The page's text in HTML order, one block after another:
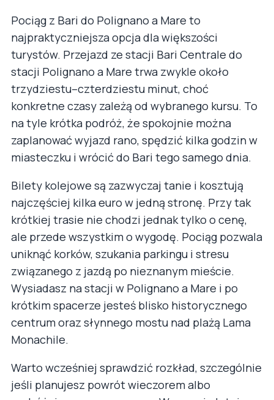
Pociąg z Bari do Polignano a Mare to
najpraktyczniejsza opcja dla większości
turystów. Przejazd ze stacji Bari Centrale do
stacji Polignano a Mare trwa zwykle około
trzydziestu–czterdziestu minut, choć
konkretne czasy zależą od wybranego kursu. To
na tyle krótka podróż, że spokojnie można
zaplanować wyjazd rano, spędzić kilka godzin w
miasteczku i wrócić do Bari tego samego dnia.
Bilety kolejowe są zazwyczaj tanie i kosztują
najczęściej kilka euro w jedną stronę. Przy tak
krótkiej trasie nie chodzi jednak tylko o cenę,
ale przede wszystkim o wygodę. Pociąg pozwala
uniknąć korków, szukania parkingu i stresu
związanego z jazdą po nieznanym mieście.
Wysiadasz na stacji w Polignano a Mare i po
krótkim spacerze jesteś blisko historycznego
centrum oraz słynnego mostu nad plażą Lama
Monachile.
Warto wcześniej sprawdzić rozkład, szczególnie
jeśli planujesz powrót wieczorem albo